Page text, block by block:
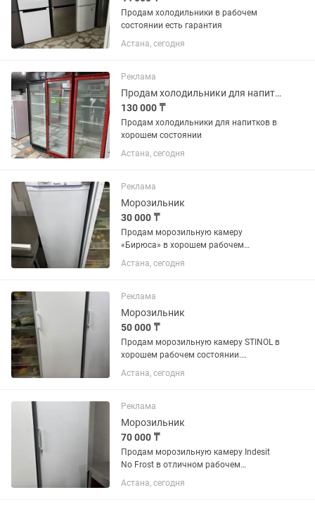
Продам холодильники в рабочем
состоянии есть гарантия
Астана, сегодня
Реклама
Продам холодильники для напитков в хорошем состоянии
130 000 ₸
Продам холодильники для напитков в
хорошем состоянии
Астана, сегодня
Реклама
Морозильник
30 000 ₸
Продам морозильную камеру
«Бирюса» в хорошем рабочем
состоянии. Полностью исправна,
отлично морозит, работает без
наличии. Подходит для дома,
магазина, кафе или...
Астана, сегодня
Реклама
Морозильник
50 000 ₸
Продам морозильную камеру STINOL в
хорошем рабочем состоянии.
Полностью исправна, отлично
морозит, работает тихо. Все полки и
дома, магазина или дачи.
Производитель:...
Астана, сегодня
Реклама
Морозильник
70 000 ₸
Продам морозильную камеру Indesit
No Frost в отличном рабочем
состоянии. Полностью исправна,
хорошо морозит, работает тихо.
Астана, сегодня